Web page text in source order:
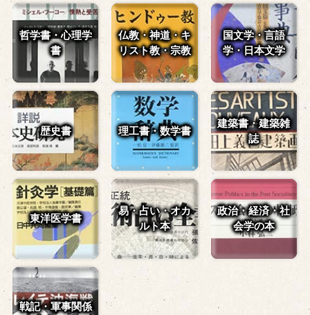
哲学書・心理学
書
仏教・神道・キ
リスト教・宗教
国文学・言語
学・日本文学
歴史書 理工書・数学書
建築書・建築雑
誌
東洋医学書
易・占い・オカ
ルト本
政治・経済・社
会学の本
戦記・軍事関係